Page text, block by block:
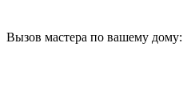
Вызов мастера по вашему дому: